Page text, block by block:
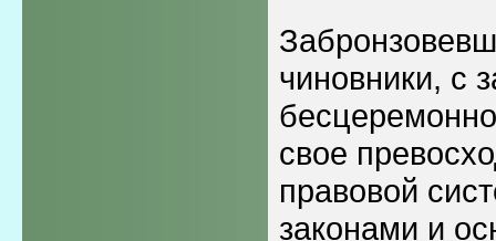
чиновники, с
свое
правовой
законами и